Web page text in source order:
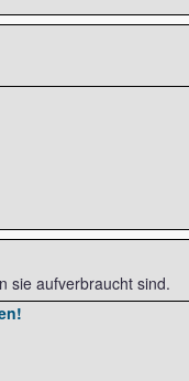
sie aufverbraucht sind.